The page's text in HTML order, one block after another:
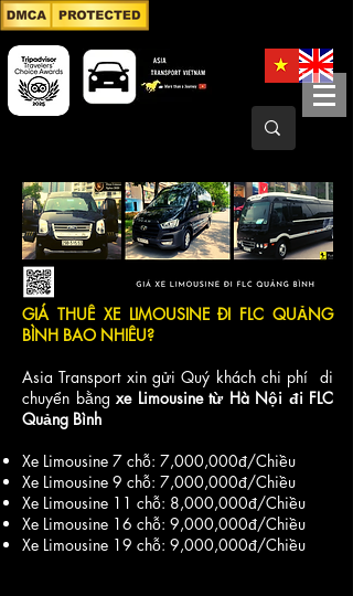
GIÁ THUÊ XE LIMOUSINE ĐI FLC QUẢNG
BÌNH BAO NHIÊU?
Asia Transport xin gửi Quý khách chi phí di
chuyển bằng xe Limousine từ Hà Nội đi FLC
Quảng Bình
Xe Limousine 7 chỗ: 7,000,000đ/Chiều
Xe Limousine 9 chỗ: 7,000,000đ/Chiều
Xe Limousine 11 chỗ: 8,000,000đ/Chiều
Xe Limousine 16 chỗ: 9,000,000đ/Chiều
Xe Limousine 19 chỗ: 9,000,000đ/Chiều